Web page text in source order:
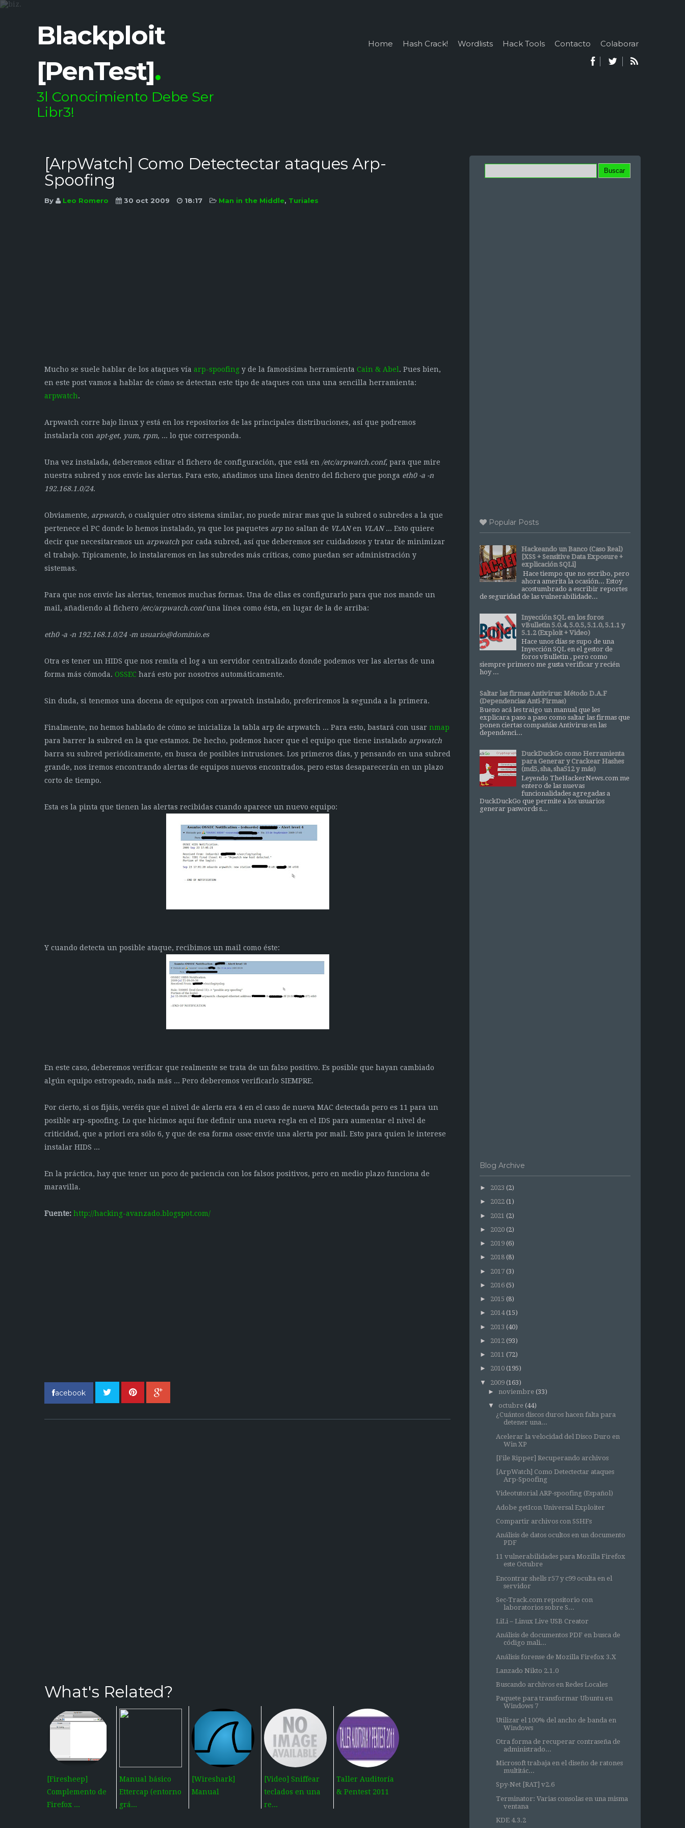
Blackploit
[PenTest].
3l Conocimiento Debe Ser
Libr3!
Home Hash Crack! Wordlists Hack Tools Contacto Colaborar
[ArpWatch] Como Detectectar ataques Arp-
Spoofing
By Leo Romero 30 oct 2009 18:17 Man in the Middle, Turiales
Mucho se suele hablar de los ataques vía arp-spoofing y de la famosísima herramienta Cain & Abel . Pues bien,
en este post vamos a hablar de cómo se detectan este tipo de ataques con una una sencilla herramienta:
arpwatch.
Arpwatch corre bajo linux y está en los repositorios de las principales distribuciones, así que podremos
instalarla con apt-get, yum, rpm, ... lo que corresponda.
Una vez instalada, deberemos editar el fichero de configuración, que está en /etc/arpwatch.conf, para que mire
nuestra subred y nos envíe las alertas. Para esto, añadimos una línea dentro del fichero que ponga eth0 -a -n
192.168.1.0/24.
Obviamente, arpwatch, o cualquier otro sistema similar, no puede mirar mas que la subred o subredes a la que
pertenece el PC donde lo hemos instalado, ya que los paquetes arp no saltan de VLANen VLAN... Esto quiere
decir que necesitaremos un arpwatch por cada subred, así que deberemos ser cuidadosos y tratar de minimizar
el trabajo. Típicamente, lo instalaremos en las subredes más críticas, como puedan ser administración y
sistemas.
Para que nos envíe las alertas, tenemos muchas formas. Una de ellas es configurarlo para que nos mande un
mail, añadiendo al fichero /etc/arpwatch.confuna línea como ésta, en lugar de la de arriba:
eth0 -a -n 192.168.1.0/24 -m usuario@dominio.es
Otra es tener un HIDS que nos remita el log a un servidor centralizado donde podemos ver las alertas de una
forma más cómoda. OSSEC hará esto por nosotros automáticamente.
Sin duda, si tenemos una docena de equipos con arpwatch instalado, preferiremos la segunda a la primera.
Finalmente, no hemos hablado de cómo se inicializa la tabla arp de arpwatch ... Para esto, bastará con usar nmap
para barrer la subred en la que estamos. De hecho, podemos hacer que el equipo que tiene instalado arpwatch
barra su subred periódicamente, en busca de posibles intrusiones. Los primeros días, y pensando en una subred
grande, nos iremos encontrando alertas de equipos nuevos encontrados, pero estas desaparecerán en un plazo
corto de tiempo.
Esta es la pinta que tienen las alertas recibidas cuando aparece un nuevo equipo:
Y cuando detecta un posible ataque, recibimos un mail como éste:
En este caso, deberemos verificar que realmente se trata de un falso positivo. Es posible que hayan cambiado
algún equipo estropeado, nada más ... Pero deberemos verificarlo SIEMPRE.
Por cierto, si os fijáis, veréis que el nivel de alerta era 4 en el caso de nueva MAC detectada pero es 11 para un
posible arp-spoofing. Lo que hicimos aquí fue definir una nueva regla en el IDS para aumentar el nivel de
criticidad, que a priori era sólo 6, y que de esa forma ossecenvíe una alerta por mail. Esto para quien le interese
instalar HIDS ...
En la práctica, hay que tener un poco de paciencia con los falsos positivos, pero en medio plazo funciona de
maravilla.
Fuente: http://hacking-avanzado.blogspot.com/
acebook
What's Related?
[Firesheep]
Complemento de
Firefox ...
Manual básico
Ettercap (entorno
grá...
[Wireshark]
Manual
[Video] Sniffear
teclados en una
re...
Taller Auditoría
& Pentest 2011
Popular Posts
Hackeando un Banco (Caso Real)
[XSS + Sensitive Data Exposure +
explicación SQLi]
Hace tiempo que no escribo, pero
ahora amerita la ocasión... Estoy
acostumbrado a escribir reportes
de seguridad de las vulnerabilidade...
Inyección SQL en los foros
vBulletin 5.0.4, 5.0.5, 5.1.0, 5.1.1 y
5.1.2 (Exploit + Video)
Hace unos días se supo de una
Inyección SQL en el gestor de
foros vBulletin , pero como
siempre primero me gusta verificar y recién
hoy ...
Saltar las firmas Antivirus: Método D.A.F
(Dependencias Anti-Firmas)
Bueno acá les traigo un manual que les
explicara paso a paso como saltar las firmas que
ponen ciertas compañías Antivirus en las
dependenci...
DuckDuckGo como Herramienta
para Generar y Crackear Hashes
(md5, sha, sha512 y más)
Leyendo TheHackerNews.com me
entero de las nuevas
funcionalidades agregadas a
DuckDuckGo que permite a los usuarios
generar paswords s...
Blog Archive
► 2023 (2)
► 2022 (1)
► 2021 (2)
► 2020 (2)
► 2019 (6)
► 2018 (8)
► 2017 (3)
► 2016 (5)
► 2015 (8)
► 2014 (15)
► 2013 (40)
► 2012 (93)
► 2011 (72)
► 2010 (195)
▼
2009 (163)
► noviembre (33)
▼
octubre (44)
¿Cuántos discos duros hacen falta para
detener una...
Acelerar la velocidad del Disco Duro en
Win XP
[File Ripper] Recuperando archivos
[ArpWatch] Como Detectectar ataques
Arp-Spoofing
Videotutorial ARP-spoofing (Español)
Adobe getIcon Universal Exploiter
Compartir archivos con SSHFs
Análisis de datos ocultos en un documento
PDF
11 vulnerabilidades para Mozilla Firefox
este Octubre
Encontrar shells r57 y c99 oculta en el
servidor
Sec-Track.com repositorio con
laboratorios sobre S...
LiLi – Linux Live USB Creator
Análisis de documentos PDF en busca de
código mali...
Análisis forense de Mozilla Firefox 3.X
Lanzado Nikto 2.1.0
Buscando archivos en Redes Locales
Paquete para transformar Ubuntu en
Windows 7
Utilizar el 100% del ancho de banda en
Windows
Otra forma de recuperar contraseña de
administrado...
Microsoft trabaja en el diseño de ratones
multitác...
Spy-Net [RAT] v2.6
Terminator: Varias consolas en una misma
ventana
KDE 4.3.2